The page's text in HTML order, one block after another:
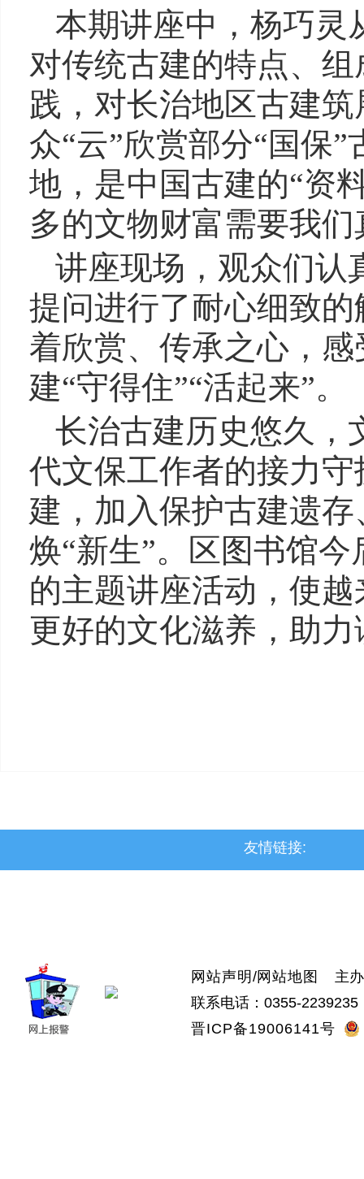
本期讲座中，杨巧灵
对传统古建的特点、
践，对长治地区古建
众“云”欣赏部分“国保
地，是中国古建的“资
多的文物财富需要我
讲座现场，观众们认
提问进行了耐心细致
着欣赏、传承之心，
建“守得住”“活起来”。
长治古建历史悠久，
代文保工作者的接力
建，加入保护古建遗
焕“新生”。区图书馆
的主题讲座活动，使
更好的文化滋养，助
友情链接:
网站声明 /网站地图
主办
联系电话：0355-
晋ICP备19006141号